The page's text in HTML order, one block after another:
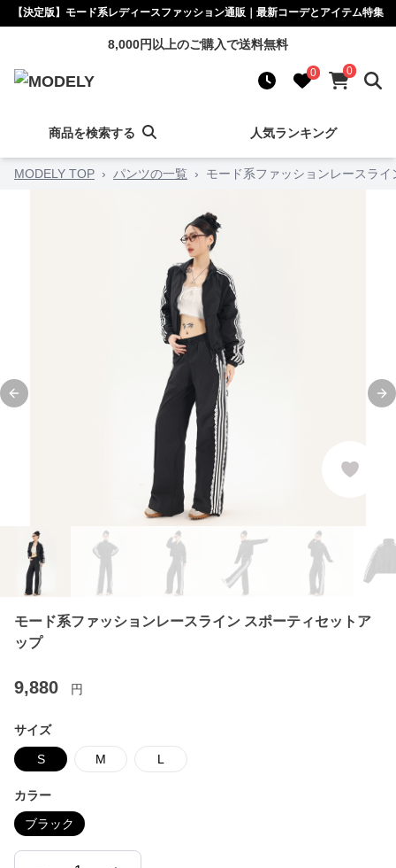
【決定版】モード系レディースファッション通販｜最新コーデとアイテム特集
8,000円以上のご購入で送料無料
0 0
商品を検索する 人気ランキング
MODELY TOP › パンツの一覧 › モード系ファッションレースラ
Previous slide
モード系ファッションレースライン スポーティセットア
ップ
9,880 円
サイズ
S M L
カラー
ブラック